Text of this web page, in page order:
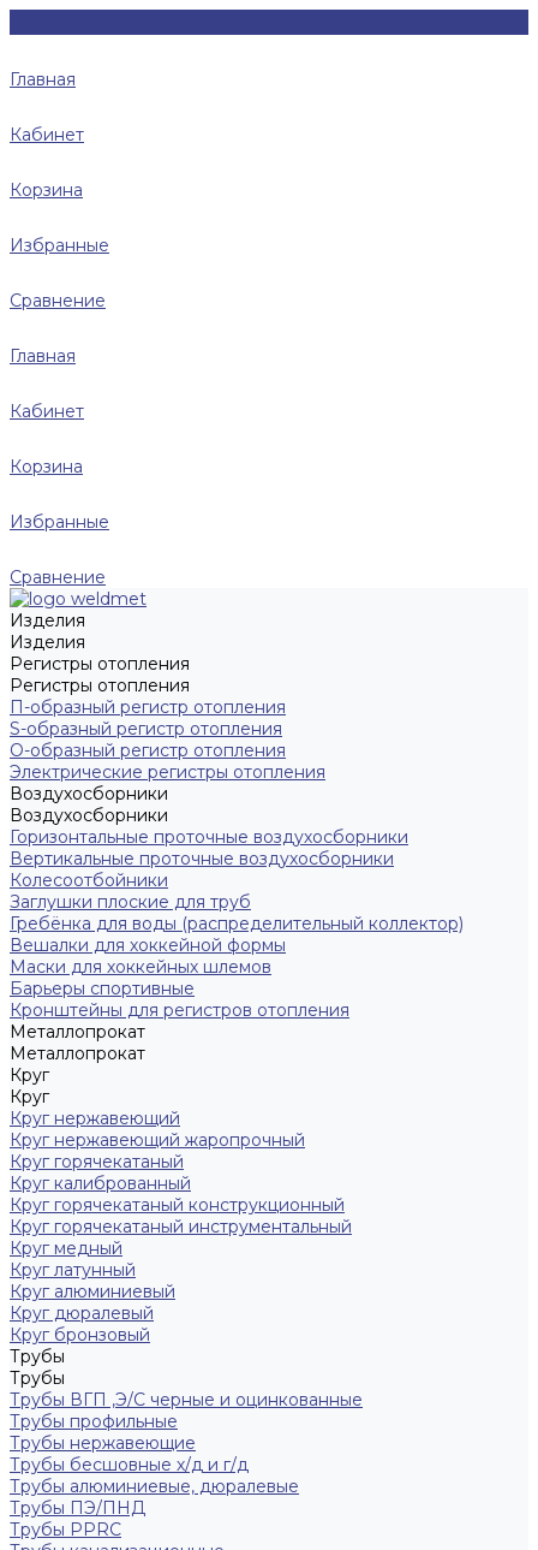
Главная
Кабинет
Корзина
Избранные
Сравнение
Главная
Кабинет
Корзина
Избранные
Сравнение
Изделия
Изделия
Регистры отопления
Регистры отопления
П-образный регистр отопления
S-образный регистр отопления
O-образный регистр отопления
Электрические регистры отопления
Воздухосборники
Воздухосборники
Горизонтальные проточные воздухосборники
Вертикальные проточные воздухосборники
Колесоотбойники
Заглушки плоские для труб
Гребёнка для воды (распределительный коллектор)
Вешалки для хоккейной формы
Маски для хоккейных шлемов
Барьеры спортивные
Кронштейны для регистров отопления
Металлопрокат
Металлопрокат
Круг
Круг
Круг нержавеющий
Круг нержавеющий жаропрочный
Круг горячекатаный
Круг калиброванный
Круг горячекатаный конструкционный
Круг горячекатаный инструментальный
Круг медный
Круг латунный
Круг алюминиевый
Круг дюралевый
Круг бронзовый
Трубы
Трубы
Трубы ВГП ,Э/С черные и оцинкованные
Трубы профильные
Трубы нержавеющие
Трубы бесшовные х/д и г/д
Трубы алюминиевые, дюралевые
Трубы ПЭ/ПНД
Трубы PPRC